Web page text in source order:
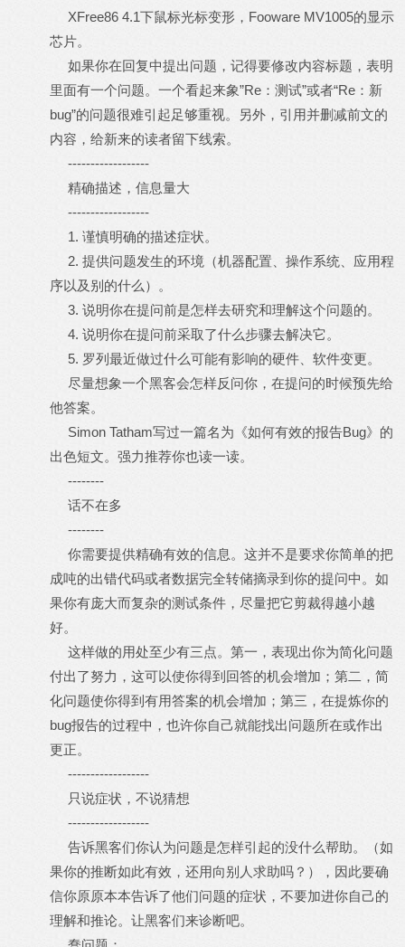
XFree86 4.1下鼠标光标变形，Fooware MV1005的显示
芯片。
如果你在回复中提出问题，记得要修改内容标题，表明
里面有一个问题。一个看起来象”Re：测试”或者“Re：新
bug”的问题很难引起足够重视。另外，引用并删减前文的
内容，给新来的读者留下线索。
------------------
精确描述，信息量大
------------------
1. 谨慎明确的描述症状。
2. 提供问题发生的环境（机器配置、操作系统、应用程
序以及别的什么）。
3. 说明你在提问前是怎样去研究和理解这个问题的。
4. 说明你在提问前采取了什么步骤去解决它。
5. 罗列最近做过什么可能有影响的硬件、软件变更。
尽量想象一个黑客会怎样反问你，在提问的时候预先给
他答案。
Simon Tatham写过一篇名为《如何有效的报告Bug》的
出色短文。强力推荐你也读一读。
--------
话不在多
--------
你需要提供精确有效的信息。这并不是要求你简单的把
成吨的出错代码或者数据完全转储摘录到你的提问中。如
果你有庞大而复杂的测试条件，尽量把它剪裁得越小越
好。
这样做的用处至少有三点。第一，表现出你为简化问题
付出了努力，这可以使你得到回答的机会增加；第二，简
化问题使你得到有用答案的机会增加；第三，在提炼你的
bug报告的过程中，也许你自己就能找出问题所在或作出
更正。
------------------
只说症状，不说猜想
------------------
告诉黑客们你认为问题是怎样引起的没什么帮助。（如
果你的推断如此有效，还用向别人求助吗？），因此要确
信你原原本本告诉了他们问题的症状，不要加进你自己的
理解和推论。让黑客们来诊断吧。